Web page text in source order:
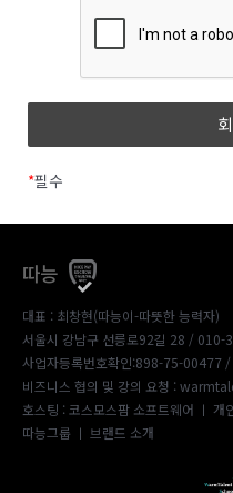
*필수
따능
대표 : 최창현(따능이-따뜻한 능력자)
서울시 강남구 선릉로92길 28 / 010-
사업자등록번호확인:898-75-00477 /
비즈니스 협의 및 강의 요청 :
호스팅 : 코스모스팜 소프트웨어 ㅣ 개
따능그룹 ㅣ 브랜드 소개